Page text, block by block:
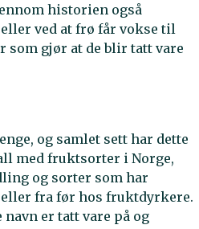
historien også
ved at frø får vokse til
som gjør at de blir tatt vare
og samlet sett har dette
med fruktsorter i Norge,
og sorter som har
fra før hos fruktdyrkere.
er tatt vare på og